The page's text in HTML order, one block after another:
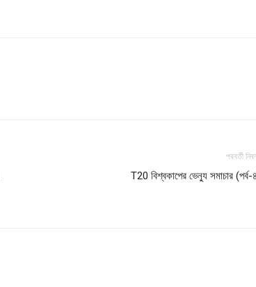
Download PhotoCard
পরবর্তী
T20 বিশ্বকাপের ভেন্যু সমাচার (পর্ব-